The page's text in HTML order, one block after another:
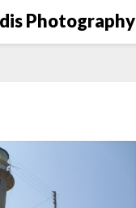
Photography